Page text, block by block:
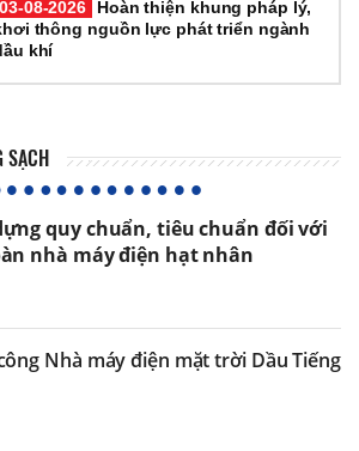
03-08-2026
Hoàn thiện khung pháp lý,
thông nguồn lực phát triển ngành
khí
SẠCH
quy chuẩn, tiêu chuẩn đối với
nhà máy điện hạt nhân
Nhà máy điện mặt trời Dầu Tiếng